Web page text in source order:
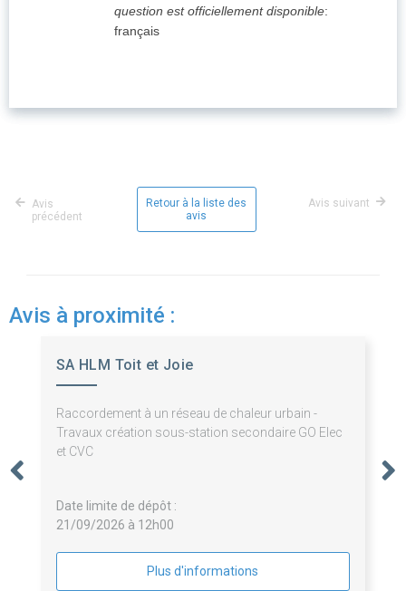
question est officiellement disponible:
français
Avis
précédent
Retour à la liste des
avis
Avis suivant
Avis à proximité :
SA HLM Toit et Joie
Raccordement à un réseau de chaleur urbain -
Travaux création sous-station secondaire GO Elec
et CVC
Date limite de dépôt :
21/09/2026 à 12h00
Plus d'informations